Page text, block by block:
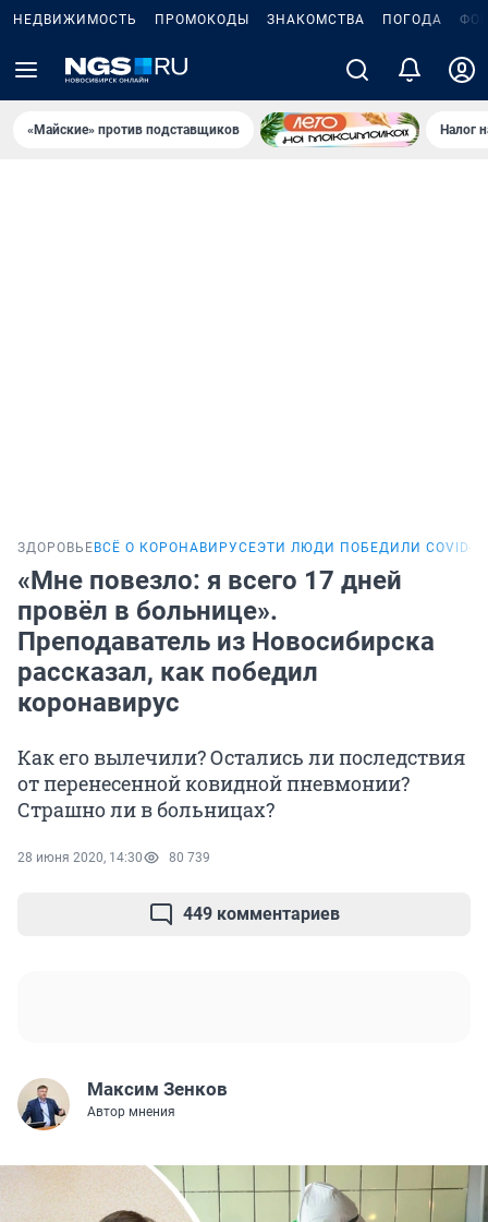
НЕДВИЖИМОСТЬ ПРОМОКОДЫ ЗНАКОМСТВА ПОГОДА
«Майские» против подставщиков Налог
ЗДОРОВЬЕ ВСЁ О КОРОНАВИРУСЕЭТИ ЛЮДИ ПОБЕДИЛИ COVID-
«Мне повезло: я всего 17 дней
провёл в больнице».
Преподаватель из Новосибирска
рассказал, как победил
коронавирус
Как его вылечили? Остались ли последствия
от перенесенной ковидной пневмонии?
Страшно ли в больницах?
28 июня 2020, 14:30 80 739
449 комментариев
Максим Зенков
Автор мнения